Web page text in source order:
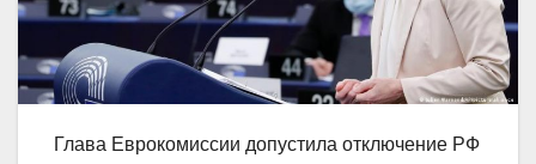
Глава Еврокомиссии допустила отключение РФ